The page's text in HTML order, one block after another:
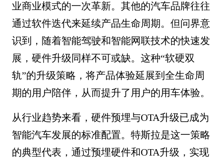
业商业模式的一次革新。其他的汽车品牌往往
通过软件迭代来延续产品生命周期。但问界意
识到，随着智能驾驶和智能网联技术的快速发
展，硬件升级同样不可或缺。这种“软硬双
轨”的升级策略，将产品体验延展到全生命周
期的用户陪伴，从而提升了用户的用车体验。
从行业趋势来看，硬件预埋与OTA升级已成为
智能汽车发展的标准配置。特斯拉是这一策略
的典型代表，通过预埋硬件和OTA升级，实现